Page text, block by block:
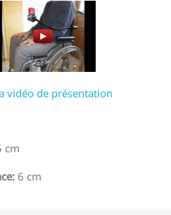
vidéo de présentation
cm
6 cm